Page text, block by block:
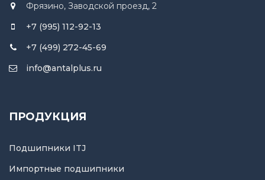
Фрязино, Заводской проезд, 2
+7 (995) 112-92-13
+7 (499) 272-45-69
info@antalplus.ru
ПРОДУКЦИЯ
Подшипники ITJ
Импортные подшипники